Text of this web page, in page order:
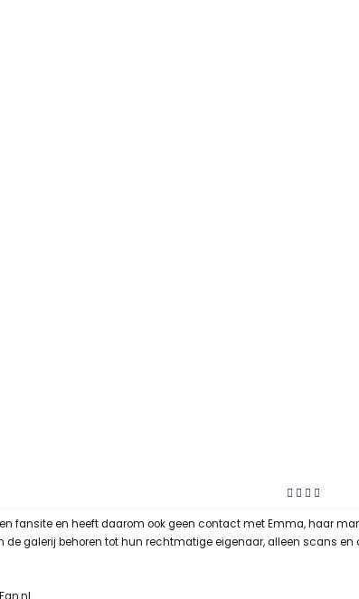
fansite en heeft daarom ook geen contact met Emma, haar
de galerij behoren tot hun rechtmatige eigenaar, alleen scans